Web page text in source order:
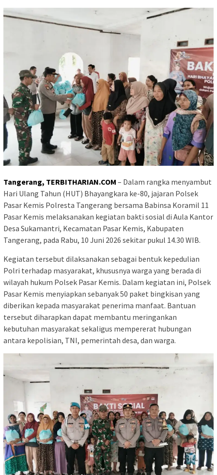
Tangerang, TERBITHARIAN.COM – Dalam rangka menyambut
Hari Ulang Tahun (HUT) Bhayangkara ke-80, jajaran Polsek
Pasar Kemis Polresta Tangerang bersama Babinsa Koramil 11
Pasar Kemis melaksanakan kegiatan bakti sosial di Aula Kantor
Desa Sukamantri, Kecamatan Pasar Kemis, Kabupaten
Tangerang, pada Rabu, 10 Juni 2026 sekitar pukul 14.30 WIB.
Kegiatan tersebut dilaksanakan sebagai bentuk kepedulian
Polri terhadap masyarakat, khususnya warga yang berada di
wilayah hukum Polsek Pasar Kemis. Dalam kegiatan ini, Polsek
Pasar Kemis menyiapkan sebanyak 50 paket bingkisan yang
diberikan kepada masyarakat penerima manfaat. Bantuan
tersebut diharapkan dapat membantu meringankan
kebutuhan masyarakat sekaligus mempererat hubungan
antara kepolisian, TNI, pemerintah desa, dan warga.